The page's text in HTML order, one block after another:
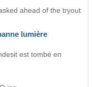
ahead of the tryout
lumière
est tombé en